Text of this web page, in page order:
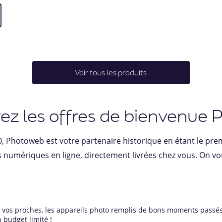
Voir tous les produits
les offres de bienvenue
Photoweb est votre partenaire historique en étant le
en ligne, directement livrées chez vous. On
proches, les appareils photo remplis de bons moments
budget limité !